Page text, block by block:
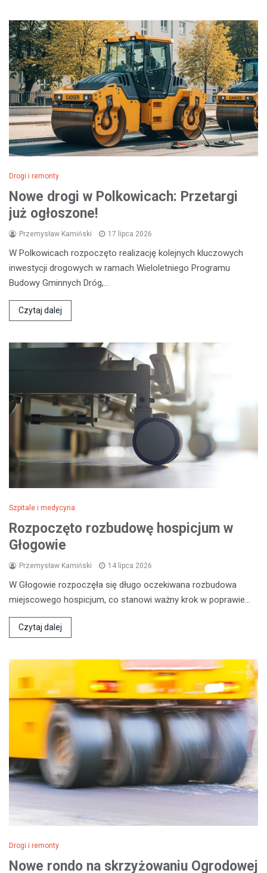
Drogi i remonty
Nowe drogi w Polkowicach: Przetargi
już ogłoszone!
Przemysław Kamiński 17 lipca 2026
W Polkowicach rozpoczęto realizację kolejnych kluczowych
inwestycji drogowych w ramach Wieloletniego Programu
Budowy Gminnych Dróg,…
Czytaj dalej
Szpitale i medycyna
Rozpoczęto rozbudowę hospicjum w
Głogowie
Przemysław Kamiński 14 lipca 2026
W Głogowie rozpoczęła się długo oczekiwana rozbudowa
miejscowego hospicjum, co stanowi ważny krok w poprawie…
Czytaj dalej
Drogi i remonty
Nowe rondo na skrzyżowaniu Ogrodowej